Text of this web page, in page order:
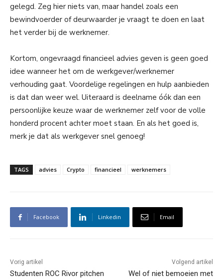
gelegd. Zeg hier niets van, maar handel zoals een
bewindvoerder of deurwaarder je vraagt te doen en laat
het verder bij de werknemer.
Kortom, ongevraagd financieel advies geven is geen goed
idee wanneer het om de werkgever/werknemer
verhouding gaat. Voordelige regelingen en hulp aanbieden
is dat dan weer wel. Uiteraard is deelname óók dan een
persoonlijke keuze waar de werknemer zelf voor de volle
honderd procent achter moet staan. En als het goed is,
merk je dat als werkgever snel genoeg!
TAGS advies Crypto financieel werknemers
Facebook Linkedin Email
Vorig artikel
Studenten ROC Rivor pitchen
Volgend artikel
Wel of niet bemoeien met